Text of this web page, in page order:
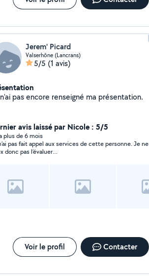
Jerem' Picard
Valserhône (Lancrans)
5/5 (1 avis)
Je n'ai pas encore renseigné ma présentation.
avis laissé par Nicole : 5/5
plus de 6 mois
pas fait appel aux services de cette personne. Je ne
donc pas l’évaluer…
Voir le profil Contacter